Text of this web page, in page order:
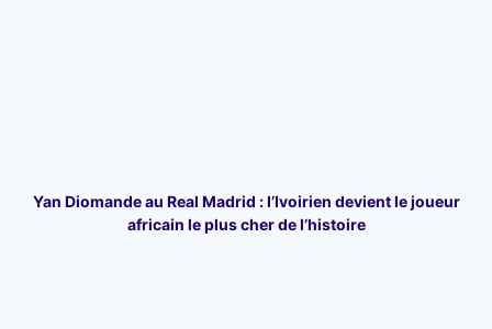
Yan Diomande au Real Madrid : l’Ivoirien devient le joueur
africain le plus cher de l’histoire